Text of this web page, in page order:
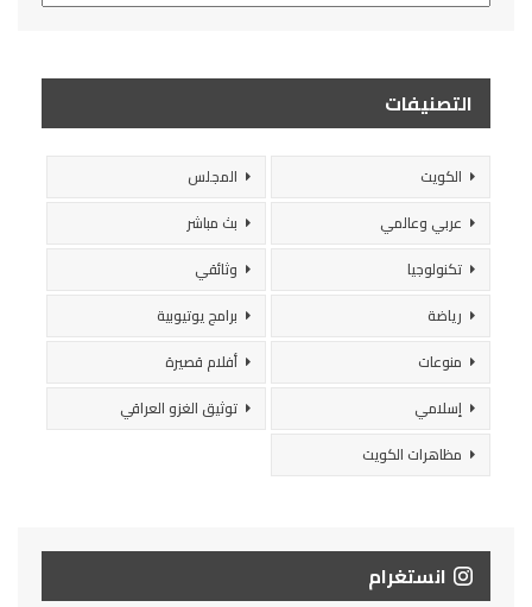
التصنيفات
الكويت
المجلس
عربي وعالمي
بث مباشر
تكنولوجيا
وثائقي
رياضة
برامج يوتيوبية
منوعات
أفلام قصيرة
إسلامي
توثيق الغزو العراقي
مظاهرات الكويت
انستغرام